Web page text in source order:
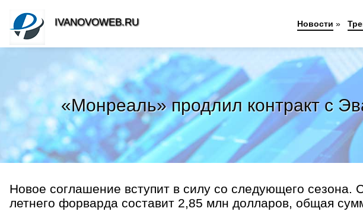
«Монреаль» продлил контракт с
Новое соглашение вступит в силу со следующего сезона.
летнего форварда составит 2,85 млн долларов, общая
IVANOVOWEB.RU Новости »